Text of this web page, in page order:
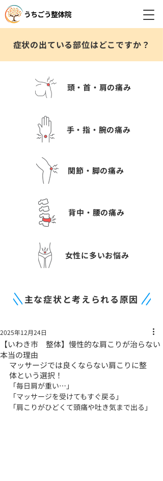
症状の出ている部位はどこですか？
頭・首・肩の痛み
手・指・腕の痛み
関節・脚の痛み
背中・腰の痛み
女性に多いお悩み
主な症状と考えられる原因
【いわき市 整体】慢性的な肩こりが治らない
本当の理由
2025年12月24日
マッサージでは良くならない肩こりに整
体という選択！
「毎日肩が重い…」
「マッサージを受けてもすぐ戻る」
「肩こりがひどくて頭痛や吐き気まで出る」